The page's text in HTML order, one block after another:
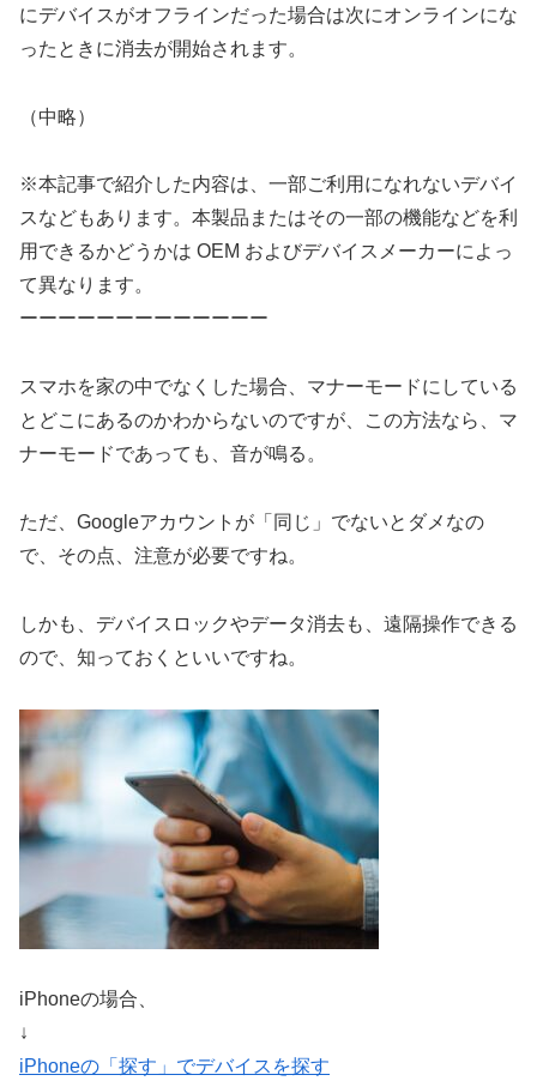
にデバイスがオフラインだった場合は次にオンラインにな
ったときに消去が開始されます。
（中略）
※本記事で紹介した内容は、一部ご利用になれないデバイ
スなどもあります。本製品またはその一部の機能などを利
用できるかどうかは OEM およびデバイスメーカーによっ
て異なります。
ーーーーーーーーーーーーー
スマホを家の中でなくした場合、マナーモードにしている
とどこにあるのかわからないのですが、この方法なら、マ
ナーモードであっても、音が鳴る。
ただ、Googleアカウントが「同じ」でないとダメなの
で、その点、注意が必要ですね。
しかも、デバイスロックやデータ消去も、遠隔操作できる
ので、知っておくといいですね。
iPhoneの場合、
↓
iPhoneの「探す」でデバイスを探す